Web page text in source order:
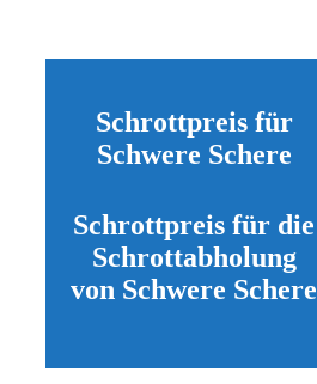
Schrottpreis für
Schwere Schere
Schrottpreis für die
Schrottabholung
von Schwere Schere